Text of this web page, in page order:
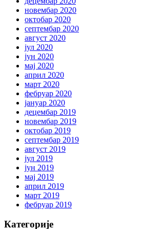
новембар 2020
октобар 2020
септембар 2020
август 2020
јул 2020
јун 2020
мај 2020
април 2020
март 2020
фебруар 2020
јануар 2020
децембар 2019
новембар 2019
октобар 2019
септембар 2019
август 2019
јул 2019
јун 2019
мај 2019
април 2019
март 2019
фебруар 2019
Категорије